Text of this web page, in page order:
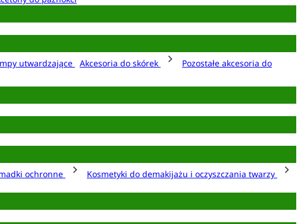
utwardzające Akcesoria do skórek
Pozostałe akcesoria do
ochronne
Kosmetyki do demakijażu i oczyszczania twarzy